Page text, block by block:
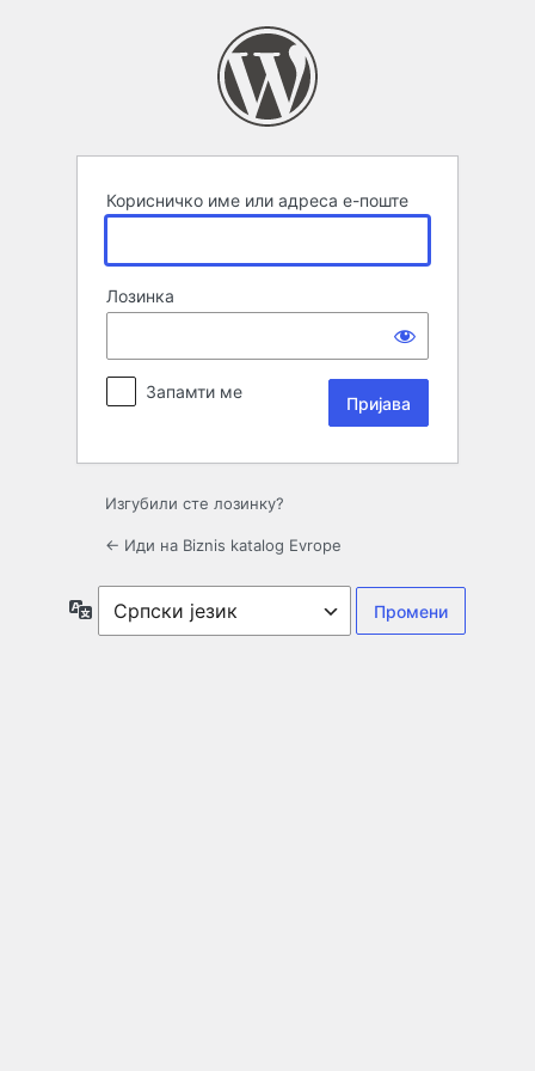
Корисничко име или адреса е-поште
Лозинка
Запамти ме
Изгубили сте лозинку?
← Иди на Biznis katalog Evrope
Језик